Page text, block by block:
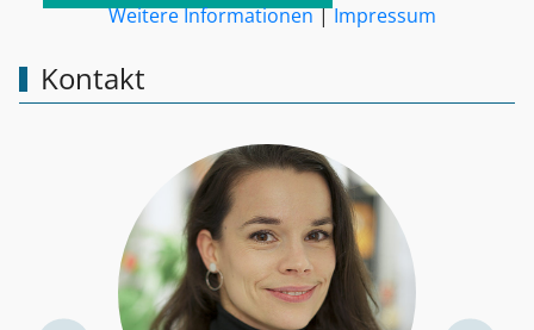
Kontakt
Weitere Informationen|Impressum